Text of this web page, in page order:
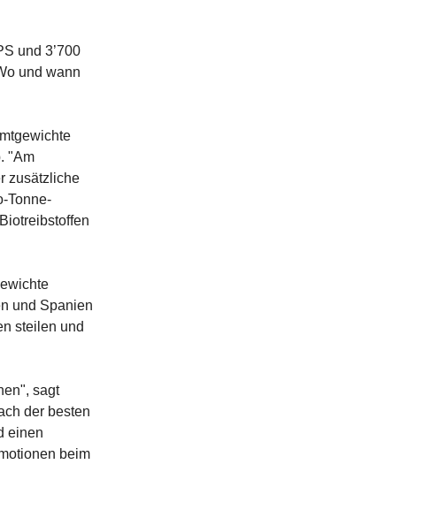
und 3’700
und wann
"Am
zusätzliche
Tonne-
und Spanien
steilen und
sagt
der besten
einen
beim